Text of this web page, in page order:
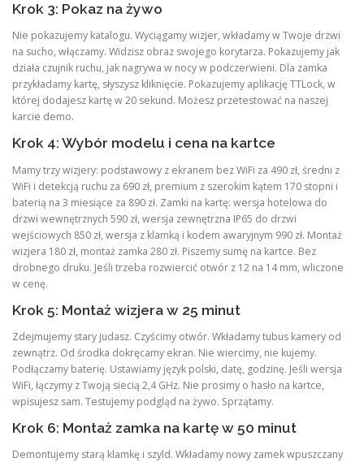
Krok 3: Pokaz na żywo
Nie pokazujemy katalogu. Wyciągamy wizjer, wkładamy w Twoje drzwi
na sucho, włączamy. Widzisz obraz swojego korytarza. Pokazujemy jak
działa czujnik ruchu, jak nagrywa w nocy w podczerwieni. Dla zamka
przykładamy kartę, słyszysz kliknięcie. Pokazujemy aplikację TTLock, w
której dodajesz kartę w 20 sekund. Możesz przetestować na naszej
karcie demo.
Krok 4: Wybór modelu i cena na kartce
Mamy trzy wizjery: podstawowy z ekranem bez WiFi za 490 zł, średni z
WiFi i detekcją ruchu za 690 zł, premium z szerokim kątem 170 stopni i
baterią na 3 miesiące za 890 zł. Zamki na kartę: wersja hotelowa do
drzwi wewnętrznych 590 zł, wersja zewnętrzna IP65 do drzwi
wejściowych 850 zł, wersja z klamką i kodem awaryjnym 990 zł. Montaż
wizjera 180 zł, montaż zamka 280 zł. Piszemy sumę na kartce. Bez
drobnego druku. Jeśli trzeba rozwiercić otwór z 12 na 14 mm, wliczone
w cenę.
Krok 5: Montaż wizjera w 25 minut
Zdejmujemy stary judasz. Czyścimy otwór. Wkładamy tubus kamery od
zewnątrz. Od środka dokręcamy ekran. Nie wiercimy, nie kujemy.
Podłączamy baterię. Ustawiamy język polski, datę, godzinę. Jeśli wersja
WiFi, łączymy z Twoją siecią 2,4 GHz. Nie prosimy o hasło na kartce,
wpisujesz sam. Testujemy podgląd na żywo. Sprzątamy.
Krok 6: Montaż zamka na kartę w 50 minut
Demontujemy starą klamkę i szyld. Wkładamy nowy zamek wpuszczany